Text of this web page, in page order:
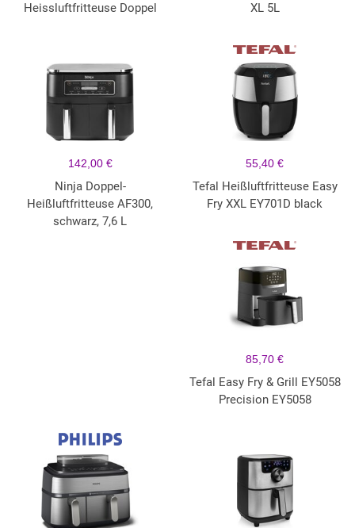
Heissluftfritteuse Doppel
XL 5L
142,00 €
Ninja Doppel-
Heißluftfritteuse AF300,
schwarz, 7,6 L
55,40 €
Tefal Heißluftfritteuse Easy
Fry XXL EY701D black
85,70 €
Tefal Easy Fry & Grill EY5058
Precision EY5058